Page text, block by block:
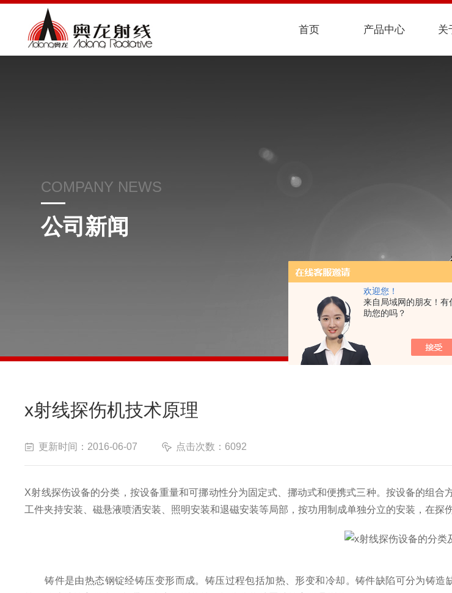
欢迎您！
来自局域网的朋友！有
助您的吗？
首页 产品中心 关
COMPANY NEWS
公司新闻
x射线探伤机技术原理
更新时间：2016-06-07 点击次数：6092
X射线探伤设备的分类，按设备重量和可挪动性分为固定式、挪动式和便携式三种。按设备的组合
工件夹持安装、磁悬液喷洒安装、照明安装和退磁安装等局部，按功用制成单独分立的安装，在
铸件是由热态钢锭经铸压变形而成。铸压过程包括加热、形变和冷却。铸件缺陷可分为铸造